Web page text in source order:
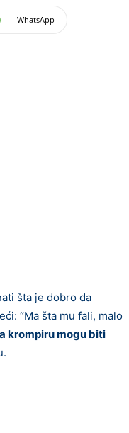
WhatsApp
šta je dobro da
“Ma šta mu fali, malo
krompiru mogu biti